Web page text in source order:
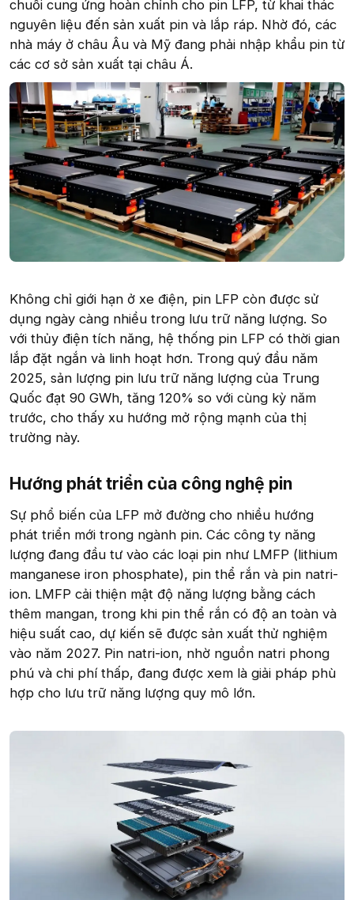
chuỗi cung ứng hoàn chỉnh cho pin LFP, từ khai thác
nguyên liệu đến sản xuất pin và lắp ráp. Nhờ đó, các
nhà máy ở châu Âu và Mỹ đang phải nhập khẩu pin từ
các cơ sở sản xuất tại châu Á.
Không chỉ giới hạn ở xe điện, pin LFP còn được sử
dụng ngày càng nhiều trong lưu trữ năng lượng. So
với thủy điện tích năng, hệ thống pin LFP có thời gian
lắp đặt ngắn và linh hoạt hơn. Trong quý đầu năm
2025, sản lượng pin lưu trữ năng lượng của Trung
Quốc đạt 90 GWh, tăng 120% so với cùng kỳ năm
trước, cho thấy xu hướng mở rộng mạnh của thị
trường này.
Hướng phát triển của công nghệ pin​
Sự phổ biến của LFP mở đường cho nhiều hướng
phát triển mới trong ngành pin. Các công ty năng
lượng đang đầu tư vào các loại pin như LMFP (lithium
manganese iron phosphate), pin thể rắn và pin natri-
ion. LMFP cải thiện mật độ năng lượng bằng cách
thêm mangan, trong khi pin thể rắn có độ an toàn và
hiệu suất cao, dự kiến sẽ được sản xuất thử nghiệm
vào năm 2027. Pin natri-ion, nhờ nguồn natri phong
phú và chi phí thấp, đang được xem là giải pháp phù
hợp cho lưu trữ năng lượng quy mô lớn.